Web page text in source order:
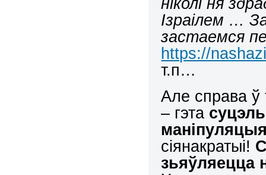
Ізраілем …
застаемся
https://
т.п…
Але справа
– гэта
сіянакратыі!
зьяўляецца